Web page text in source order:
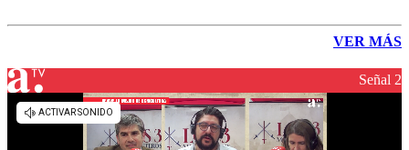
VER MÁS
Señal 2